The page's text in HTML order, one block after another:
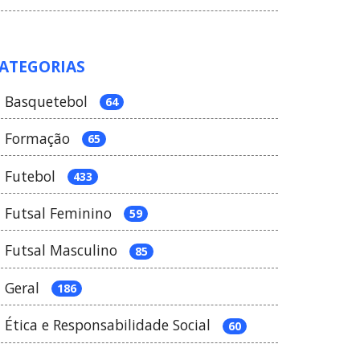
Basquetebol 64
Formação 65
Futebol 433
Futsal Feminino 59
Futsal Masculino 85
Geral 186
Ética e Responsabilidade Social 60